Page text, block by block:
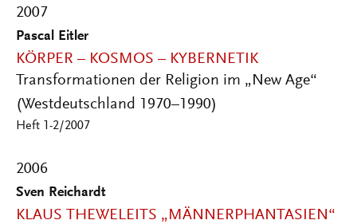
2007
Pascal Eitler
KÖRPER – KOSMOS – KYBERNETIK
Transformationen der Religion im „New Age“
(Westdeutschland 1970–1990)
Heft 1-2/2007
2006
Sven Reichardt
KLAUS THEWELEITS „MÄNNERPHANTASIEN“